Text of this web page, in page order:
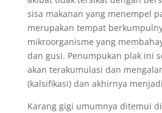
sisa makanan yang menempel
merupakan tempat
mikroorganisme yang
dan gusi. Penumpukan plak ini
akan terakumulasi dan
(kalsifikasi) dan akhirnya
Karang gigi umumnya ditemui